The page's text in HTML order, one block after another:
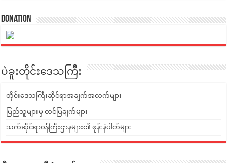
Donation
ပဲခူးတိုင်းဒေသကြီး
တိုင်းဒေသကြီးဆိုင်ရာအချက်အလက်များ
ပြည်သူများမှ တင်ပြချက်များ
သက်ဆိုင်ရာဝန်ကြီးဌာနများ၏ ဖုန်းနံပါတ်များ